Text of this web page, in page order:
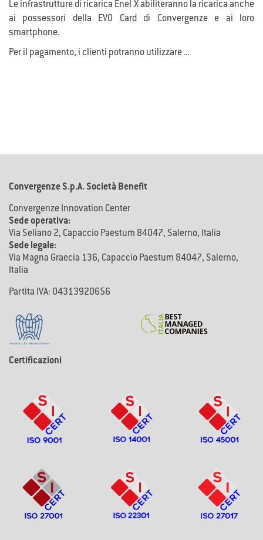
Le infrastrutture di ricarica Enel X abiliteranno la ricarica anche
ai possessori della EVO Card di Convergenze e ai loro
smartphone.
Per il pagamento, i clienti potranno utilizzare ...
Convergenze S.p.A. Società Benefit
Convergenze Innovation Center
Sede operativa:
Via Seliano 2, Capaccio Paestum 84047, Salerno, Italia
Sede legale:
Via Magna Graecia 136, Capaccio Paestum 84047, Salerno,
Italia
Partita IVA: 04313920656
Certificazioni